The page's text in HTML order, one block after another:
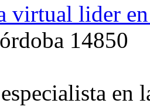
virtual lider
14850
en